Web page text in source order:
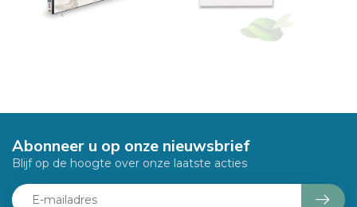
Abonneer u op onze nieuwsbrief
Blijf op de hoogte over onze laatste acties